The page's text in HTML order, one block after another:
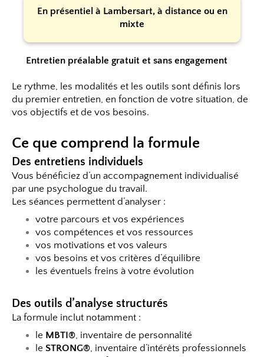
En présentiel à Lambersart, à distance ou en
mixte
Entretien préalable gratuit et sans engagement
Le rythme, les modalités et les outils sont définis lors
du premier entretien, en fonction de votre situation, de
vos objectifs et de vos besoins.
Ce que comprend la formule
Des entretiens individuels
Vous bénéficiez d’un accompagnement individualisé
par une psychologue du travail.
Les séances permettent d’analyser :
votre parcours et vos expériences
vos compétences et vos ressources
vos motivations et vos valeurs
vos besoins et vos critères d’équilibre
les éventuels freins à votre évolution
Des outils d’analyse structurés
La formule inclut notamment :
le MBTI®, inventaire de personnalité
le STRONG®, inventaire d’intérêts professionnels